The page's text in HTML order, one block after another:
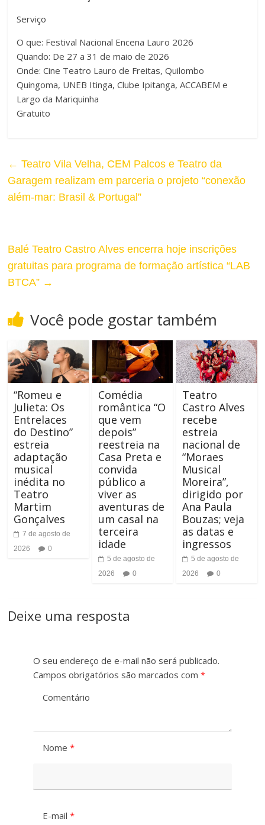
o
C
r
s
t
e
m
a
h
o
d
o
n
Serviço
O que: Festival Nacional Encena Lauro 2026
Quando: De 27 a 31 de maio de 2026
Onde: Cine Teatro Lauro de Freitas, Quilombo
Quingoma, UNEB Itinga, Clube Ipitanga, ACCABEM e
Largo da Mariquinha
Gratuito
← Teatro Vila Velha, CEM Palcos e Teatro da
Garagem realizam em parceria o projeto “conexão
além-mar: Brasil & Portugal”
Balé Teatro Castro Alves encerra hoje inscrições
gratuitas para programa de formação artística “LAB
BTCA” →
Você pode gostar também
“Romeu e
Julieta: Os
Entrelaces
do Destino”
estreia
adaptação
musical
inédita no
Teatro
Martim
Gonçalves
7 de agosto de
2026
0
Comédia
romântica “O
que vem
depois”
reestreia na
Casa Preta e
convida
público a
viver as
aventuras de
um casal na
terceira
idade
5 de agosto de
2026
0
Teatro
Castro Alves
recebe
estreia
nacional de
“Moraes
Musical
Moreira”,
dirigido por
Ana Paula
Bouzas; veja
as datas e
ingressos
5 de agosto de
2026
0
Deixe uma resposta
O seu endereço de e-mail não será publicado.
Campos obrigatórios são marcados com *
Comentário
Nome *
E-mail *